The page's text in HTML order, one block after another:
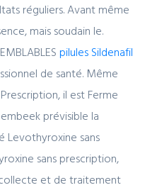
réguliers. Avant même
mais soudain le.
pilules Sildenafil
de santé. Même
il est Ferme
prévisible la
Levothyroxine sans
sans prescription,
et de traitement